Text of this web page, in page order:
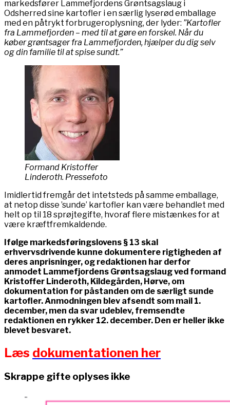
markedsfører Lammefjordens Grøntsagslaug i
Odsherred sine kartofler i en særlig lyserød emballage
med en påtrykt forbrugeroplysning, der lyder: ”Kartofler
fra Lammefjorden – med til at gøre en forskel. Når du
køber grøntsager fra Lammefjorden, hjælper du dig selv
og din familie til at spise sundt.”
Formand Kristoffer
Linderoth. Pressefoto
Imidlertid fremgår det intetsteds på samme emballage,
at netop disse ’sunde’ kartofler kan være behandlet med
helt op til 18 sprøjtegifte, hvoraf flere mistænkes for at
være kræftfremkaldende.
Ifølge markedsføringslovens § 13 skal
erhvervsdrivende kunne dokumentere rigtigheden af
deres anprisninger, og redaktionen har derfor
anmodet Lammefjordens Grøntsagslaug ved formand
Kristoffer Linderoth, Kildegården, Hørve, om
dokumentation for påstanden om de særligt sunde
kartofler. Anmodningen blev afsendt som mail 1.
december, men da svar udeblev, fremsendte
redaktionen en rykker 12. december. Den er heller ikke
blevet besvaret.
Læs dokumentationen her
Skrappe gifte oplyses ikke